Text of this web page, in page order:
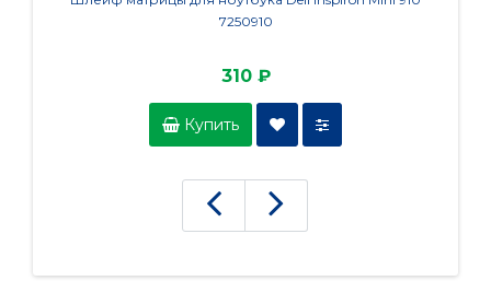
7250910
310 ₽
Купить